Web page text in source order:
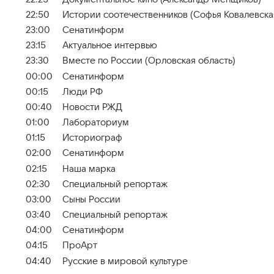
22:50
Истории соотечественников (Софья
23:00
Сенатинформ
23:15
Актуальное интервью
23:30
Вместе по России (Орловская область)
00:00
Сенатинформ
00:15
Люди РФ
00:40
Новости РЖД
01:00
Лабораториум
01:15
Историограф
02:00
Сенатинформ
02:15
Наша марка
02:30
Специальный репортаж
03:00
Сыны России
03:40
Специальный репортаж
04:00
Сенатинформ
04:15
ПроАрт
04:40
Русские в мировой культуре